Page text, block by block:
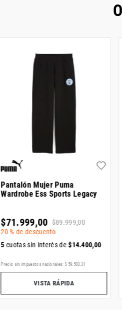
Pantalón Mujer Puma
Wardrobe Ess Sports Legacy
$71.999,00 $89.999,00
20 % de descuento
5cuotas sin interés de$14.400,00
Precio sin impuestos nacionales: $ 59. 503 ,31
VISTA RÁPIDA